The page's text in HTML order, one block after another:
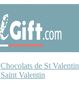
Chocolats de St Valentin
Saint Valentin